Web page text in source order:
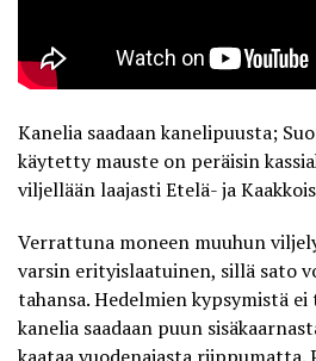
Kanelia saadaan kanelipuusta;
käytetty mauste on peräisin
viljellään laajasti Etelä- ja
Verrattuna moneen muuhun
varsin erityislaatuinen, sillä sato
tahansa. Hedelmien kypsymistä
kanelia saadaan puun